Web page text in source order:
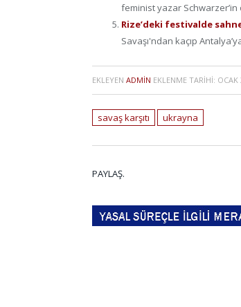
feminist yazar Schwarzer’in
Rize’deki festivalde
Savaşı'ndan kaçıp
EKLEYEN ADMIN EKLENME TARIHI: OCAK
savaş karşıtı ukrayna
PAYLAŞ.